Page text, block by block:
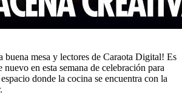
buena mesa y lectores de Caraota Digital! Es
nuevo en esta semana de celebración para
donde la cocina se encuentra con la